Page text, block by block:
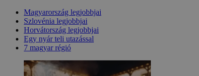
Magyarország legjobbjai
Szlovénia legjobbjai
Horvátország legjobbjai
Egy nyár teli utazással
7 magyar régió